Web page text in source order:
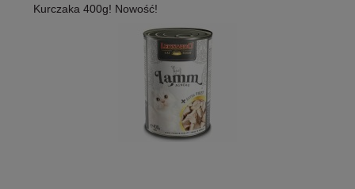
Kurczaka 400g! Nowość!